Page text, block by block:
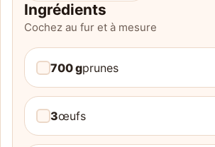
Ingrédients
Cochez au fur et à mesure
700 gprunes
3œufs